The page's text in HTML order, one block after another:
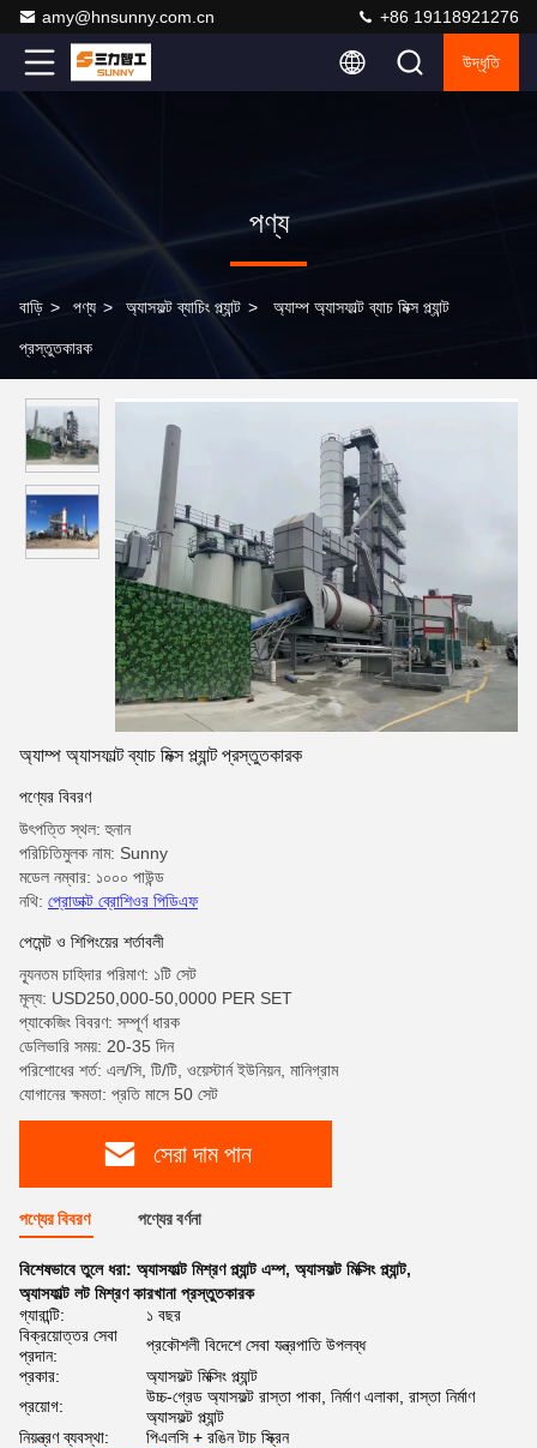
amy@hnsunny.com.cn +86 19118921276
উদ্ধৃতি
পণ্য
বাড়ি > পণ্য > অ্যাসফল্ট ব্যাচিং প্ল্যান্ট > অ্যাম্প অ্যাসফাল্ট ব্যাচ মিক্স প্ল্যান্ট
প্রস্তুতকারক
অ্যাম্প অ্যাসফাল্ট ব্যাচ মিক্স প্ল্যান্ট প্রস্তুতকারক
পণ্যের বিবরণ
উৎপত্তি স্থল: হুনান
পরিচিতিমুলক নাম: Sunny
মডেল নম্বার: ১০০০ পাউন্ড
নথি: প্রোডাক্ট ব্রোশিওর পিডিএফ
পেমেন্ট ও শিপিংয়ের শর্তাবলী
ন্যূনতম চাহিদার পরিমাণ: ১টি সেট
মূল্য: USD250,000-50,0000 PER SET
প্যাকেজিং বিবরণ: সম্পূর্ণ ধারক
ডেলিভারি সময়: 20-35 দিন
পরিশোধের শর্ত: এল/সি, টি/টি, ওয়েস্টার্ন ইউনিয়ন, মানিগ্রাম
যোগানের ক্ষমতা: প্রতি মাসে 50 সেট
সেরা দাম পান
পণ্যের বিবরণ পণ্যের বর্ণনা
বিশেষভাবে তুলে ধরা: অ্যাসফাল্ট মিশ্রণ প্ল্যান্ট এম্প, অ্যাসফল্ট মিক্সিং প্ল্যান্ট,
অ্যাসফাল্ট লট মিশ্রণ কারখানা প্রস্তুতকারক
গ্যারান্টি:
১ বছর
বিক্রয়োত্তর সেবা
প্রদান:
প্রকৌশলী বিদেশে সেবা যন্ত্রপাতি উপলব্ধ
প্রকার:
অ্যাসফল্ট মিক্সিং প্ল্যান্ট
প্রয়োগ:
উচ্চ-গ্রেড অ্যাসফল্ট রাস্তা পাকা, নির্মাণ এলাকা, রাস্তা নির্মাণ
অ্যাসফল্ট প্ল্যান্ট
নিয়ন্ত্রণ ব্যবস্থা:
পিএলসি + রঙিন টাচ স্ক্রিন